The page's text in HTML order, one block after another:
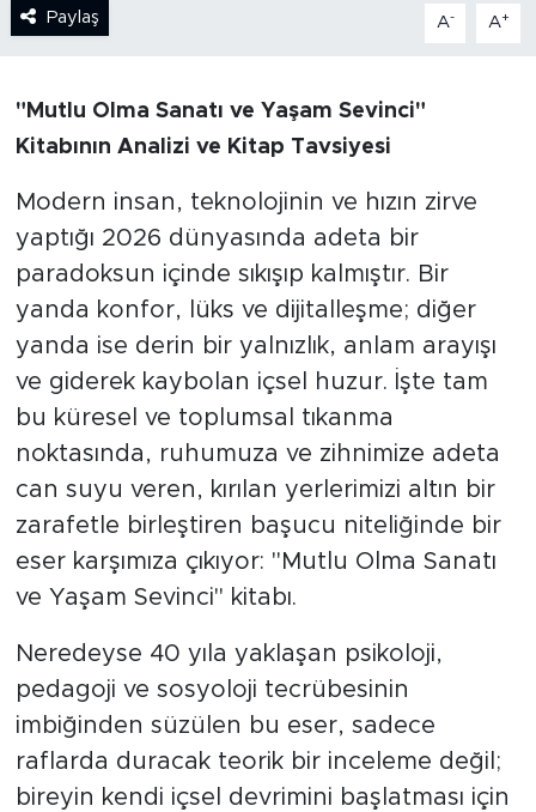
Paylaş A- A+
"Mutlu Olma Sanatı ve Yaşam Sevinci"
Kitabının Analizi ve Kitap Tavsiyesi
Modern insan, teknolojinin ve hızın zirve
yaptığı 2026 dünyasında adeta bir
paradoksun içinde sıkışıp kalmıştır. Bir
yanda konfor, lüks ve dijitalleşme; diğer
yanda ise derin bir yalnızlık, anlam arayışı
ve giderek kaybolan içsel huzur. İşte tam
bu küresel ve toplumsal tıkanma
noktasında, ruhumuza ve zihnimize adeta
can suyu veren, kırılan yerlerimizi altın bir
zarafetle birleştiren başucu niteliğinde bir
eser karşımıza çıkıyor: "Mutlu Olma Sanatı
ve Yaşam Sevinci" kitabı.
Neredeyse 40 yıla yaklaşan psikoloji,
pedagoji ve sosyoloji tecrübesinin
imbiğinden süzülen bu eser, sadece
raflarda duracak teorik bir inceleme değil;
bireyin kendi içsel devrimini başlatması için
ANALİZ
KULİS
YAZARLAR
DİNİ
POLİTİKA
SPOR
KÜLTÜR SANAT
YAŞAM
TARİHTEN GÜNÜMÜZE